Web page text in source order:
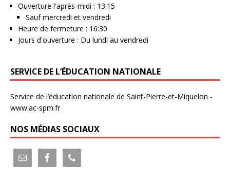
Ouverture l'après-midi : 13:15
Sauf mercredi et vendredi
Heure de fermeture : 16:30
Jours d'ouverture : Du lundi au vendredi
SERVICE DE L’ÉDUCATION NATIONALE
Service de l’éducation nationale de Saint-Pierre-et-Miquelon -
www.ac-spm.fr
NOS MÉDIAS SOCIAUX